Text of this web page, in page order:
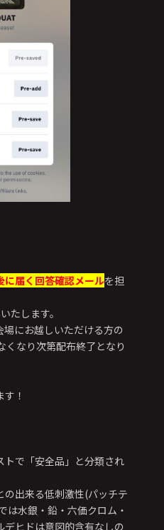
に届く回答確認メールを担
たします。
にお越しいただける方の
くなり次第配布終了となり
！
で「安全品」と分類され
の出来る低刺激性(パッチテ
は水銀・鉛・六価クロム・
ヒドは意図的含有なしの